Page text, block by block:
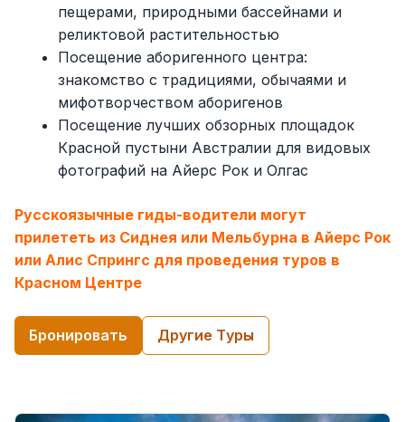
пещерами, природными бассейнами и
реликтовой растительностью
Посещение аборигенного центра:
знакомство с традициями, обычаями и
мифотворчеством аборигенов
Посещение лучших обзорных площадок
Красной пустыни Австралии для видовых
фотографий на Айерс Рок и Олгас
Русскоязычные гиды-водители могут
прилететь из Сиднея или Мельбурна в Айерс Рок
или Алис Спрингс для проведения туров в
Красном Центре
Бронировать Другие Tуры